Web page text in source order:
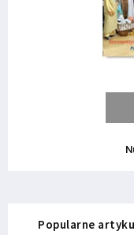
Popularne